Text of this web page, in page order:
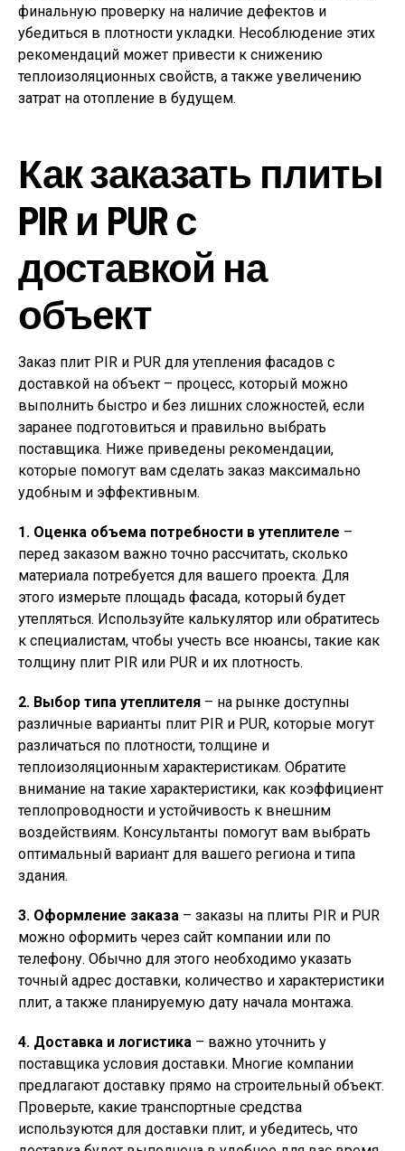
финальную проверку на наличие дефектов и
убедиться в плотности укладки. Несоблюдение этих
рекомендаций может привести к снижению
теплоизоляционных свойств, а также увеличению
затрат на отопление в будущем.
Как заказать плиты
PIR и PUR с
доставкой на
объект
Заказ плит PIR и PUR для утепления фасадов с
доставкой на объект – процесс, который можно
выполнить быстро и без лишних сложностей, если
заранее подготовиться и правильно выбрать
поставщика. Ниже приведены рекомендации,
которые помогут вам сделать заказ максимально
удобным и эффективным.
1. Оценка объема потребности в утеплителе –
перед заказом важно точно рассчитать, сколько
материала потребуется для вашего проекта. Для
этого измерьте площадь фасада, который будет
утепляться. Используйте калькулятор или обратитесь
к специалистам, чтобы учесть все нюансы, такие как
толщину плит PIR или PUR и их плотность.
2. Выбор типа утеплителя – на рынке доступны
различные варианты плит PIR и PUR, которые могут
различаться по плотности, толщине и
теплоизоляционным характеристикам. Обратите
внимание на такие характеристики, как коэффициент
теплопроводности и устойчивость к внешним
воздействиям. Консультанты помогут вам выбрать
оптимальный вариант для вашего региона и типа
здания.
3. Оформление заказа – заказы на плиты PIR и PUR
можно оформить через сайт компании или по
телефону. Обычно для этого необходимо указать
точный адрес доставки, количество и характеристики
плит, а также планируемую дату начала монтажа.
4. Доставка и логистика – важно уточнить у
поставщика условия доставки. Многие компании
предлагают доставку прямо на строительный объект.
Проверьте, какие транспортные средства
используются для доставки плит, и убедитесь, что